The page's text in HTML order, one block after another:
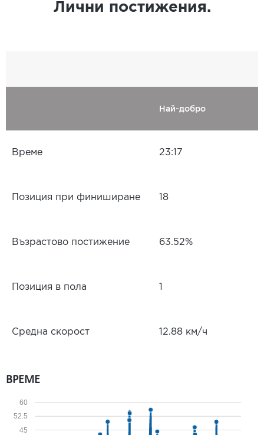
Лични постижения.
Най-добро
Време 23:17
Позиция при финиширане 18
Възрастово постижение 63.52%
Позиция в пола
Средна скорост 12.88 км/ч
ВРЕМЕ
45
52.5
60